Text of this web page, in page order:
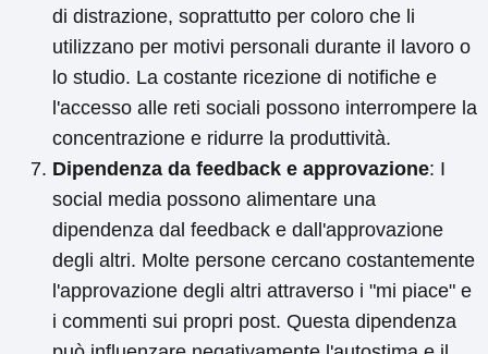
di distrazione, soprattutto per coloro che li
utilizzano per motivi personali durante il lavoro o
lo studio. La costante ricezione di notifiche e
l'accesso alle reti sociali possono interrompere la
concentrazione e ridurre la produttività.
Dipendenza da feedback e approvazione: I
social media possono alimentare una
dipendenza dal feedback e dall'approvazione
degli altri. Molte persone cercano costantemente
l'approvazione degli altri attraverso i "mi piace" e
i commenti sui propri post. Questa dipendenza